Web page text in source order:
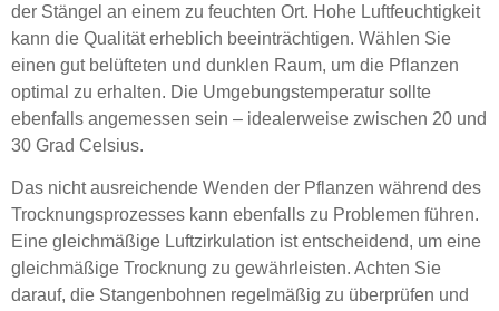
der Stängel an einem zu feuchten Ort. Hohe Luftfeuchtigkeit
kann die Qualität erheblich beeinträchtigen. Wählen Sie
einen gut belüfteten und dunklen Raum, um die Pflanzen
optimal zu erhalten. Die Umgebungstemperatur sollte
ebenfalls angemessen sein – idealerweise zwischen 20 und
30 Grad Celsius.
Das nicht ausreichende Wenden der Pflanzen während des
Trocknungsprozesses kann ebenfalls zu Problemen führen.
Eine gleichmäßige Luftzirkulation ist entscheidend, um eine
gleichmäßige Trocknung zu gewährleisten. Achten Sie
darauf, die Stangenbohnen regelmäßig zu überprüfen und